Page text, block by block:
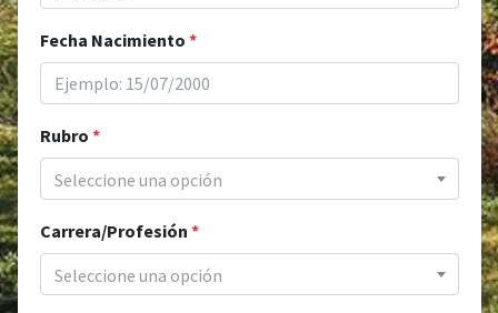
Fecha Nacimiento *
Rubro *
Seleccione una opción
Carrera/Profesión *
Seleccione una opción